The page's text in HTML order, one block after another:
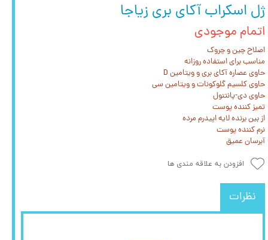
ژل اسکراب آکای بری زیاجا
اتمام موجودی
اصلاح چین و چروک
حاوی عصاره آکای بری و ویتامین D
افزودن به علاقه مندی ها
نظرات